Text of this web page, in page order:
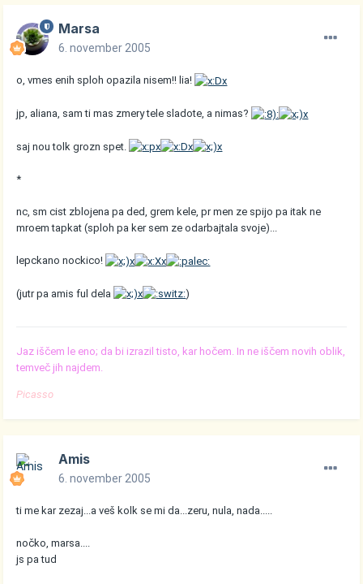
Marsa
6. november 2005
o, vmes enih sploh opazila nisem!! lia!
jp, aliana, sam ti mas zmery tele sladote, a nimas?
saj nou tolk grozn spet.
*
nc, sm cist zblojena pa ded, grem kele, pr men ze spijo pa itak ne
mroem tapkat (sploh pa ker sem ze odarbajtala svoje)...
lepckano nockico!
(jutr pa amis ful dela )
Jaz iščem le eno; da bi izrazil tisto, kar hočem. In ne iščem novih oblik,
temveč jih najdem.
Picasso
Amis
6. november 2005
ti me kar zezaj...a veš kolk se mi da...zeru, nula, nada.....
nočko, marsa....
js pa tud